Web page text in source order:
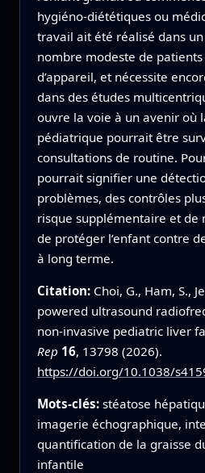
hygiéno-diététiques ou
travail ait été réalisé dans
nombre modeste de
d’appareil, et nécessite
dans des études
ouvre la voie à un avenir où
pédiatrique pourrait être
consultations de routine.
pourrait signifier une
problèmes, des contrôles
risque supplémentaire et de
de protéger l’enfant contre
à long terme.
Citation: Choi, G., Ham, S.,
powered ultrasound
non-invasive pediatric liver
Rep 16, 13798 (2026).
https://doi.org/10.1038/
Mots-clés: stéatose
imagerie échographique,
quantification de la graisse
infantile